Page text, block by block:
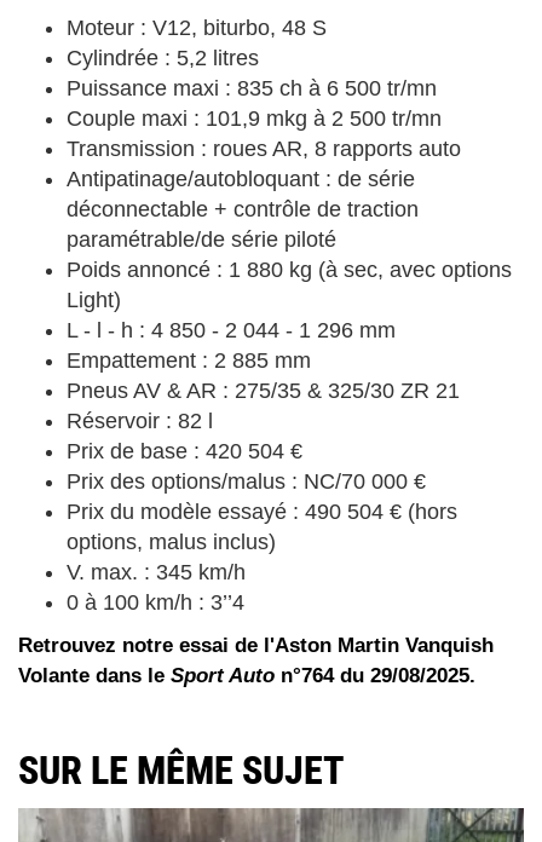
Moteur : V12, biturbo, 48 S
Cylindrée : 5,2 litres
Puissance maxi : 835 ch à 6 500 tr/mn
Couple maxi : 101,9 mkg à 2 500 tr/mn
Transmission : roues AR, 8 rapports auto
Antipatinage/autobloquant : de série
déconnectable + contrôle de traction
paramétrable/de série piloté
Poids annoncé : 1 880 kg (à sec, avec options
Light)
L - l - h : 4 850 - 2 044 - 1 296 mm
Empattement : 2 885 mm
Pneus AV & AR : 275/35 & 325/30 ZR 21
Réservoir : 82 l
Prix de base : 420 504 €
Prix des options/malus : NC/70 000 €
Prix du modèle essayé : 490 504 € (hors
options, malus inclus)
V. max. : 345 km/h
0 à 100 km/h : 3’’4
Retrouvez notre essai de l'Aston Martin Vanquish
Volante dans le Sport Auto n°764 du 29/08/2025.
SUR LE MÊME SUJET